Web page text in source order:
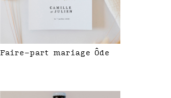
Faire-part mariage Ôde